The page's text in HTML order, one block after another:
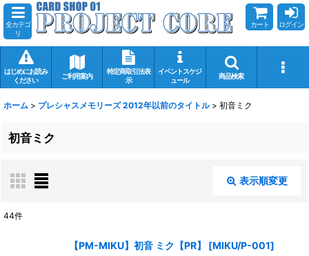
全カテゴ
リ
カート ログイン
はじめにお読み
ください
ご利用案内
特定商取引法表
示
イベントスケジ
ュール
商品検索
ホーム > プレシャスメモリーズ 2012年以前のタイトル > 初音ミク
初音ミク
表示順変更
44件
【PM-MIKU】初音 ミク【PR】 [MIKU/P-001]